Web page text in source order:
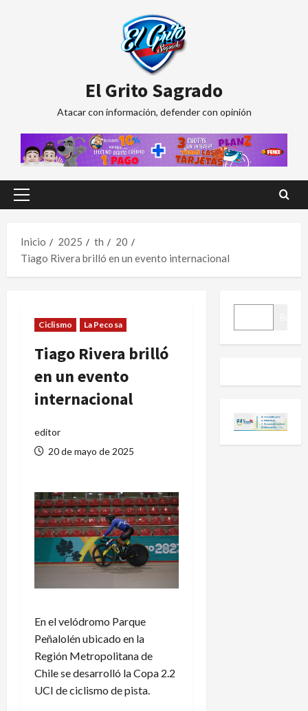
El Grito Sagrado
Atacar con información, defender con opinión
Menú
Inicio
2025 th
20
Tiago Rivera brilló en un evento internacional
Ciclismo La Pecosa
Tiago Rivera brilló
en un evento
internacional
editor
20 de mayo de 2025
En el velódromo Parque
Peñalolén ubicado en la
Región Metropolitana de
Chile se desarrolló la Copa 2.2
UCI de ciclismo de pista.